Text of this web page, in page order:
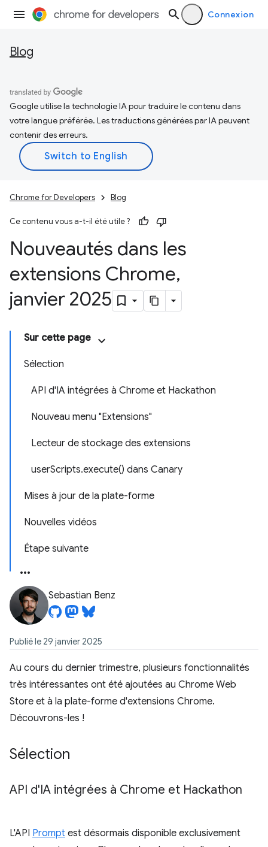
Connexion
Blog
Google utilise la technologie IA pour traduire le contenu dans
votre langue préférée. Les traductions générées par IA peuvent
contenir des erreurs.
Chrome for Developers Blog
Ce contenu vous a-t-il été utile ?
Nouveautés dans les
extensions Chrome,
janvier 2025
Sur cette page
Sélection
API d'IA intégrées à Chrome et Hackathon
Nouveau menu "Extensions"
Lecteur de stockage des extensions
userScripts.execute() dans Canary
Mises à jour de la plate-forme
Nouvelles vidéos
Étape suivante
Sebastian Benz
Publié le 29 janvier 2025
Au cours du dernier trimestre, plusieurs fonctionnalités
très intéressantes ont été ajoutées au Chrome Web
Store et à la plate-forme d'extensions Chrome.
Découvrons-les !
Sélection
API d'IA intégrées à Chrome et Hackathon
L'API Prompt est désormais disponible exclusivement